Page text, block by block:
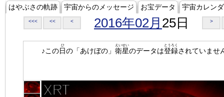
はやぶさの軌跡 宇宙からのメッセージ お宝データ 宇宙カレン
<<< << < 2016年02月 25日 >
♪この日
ひ
の「あけぼの」 衛星
えいせい
のデータは登録
とうろく
されていませ